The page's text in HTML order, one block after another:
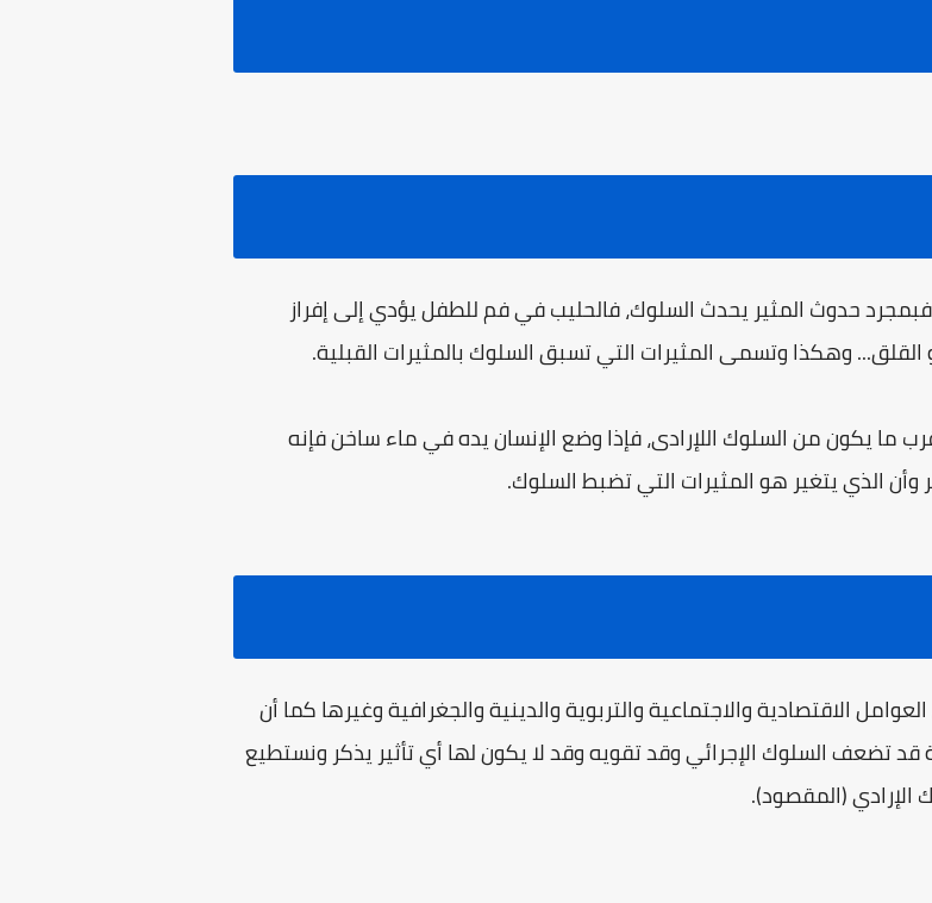
حدوث المثير يحدث السلوك، فالحليب في فم للطفل يؤدي إلى إفراز
وهكذا وتسمى المثيرات التي تسبق السلوك بالمثيرات القبلية.
ما يكون من السلوك اللإرادى، فإذا وضع الإنسان يده في ماء ساخن فإنه
وأن الذي يتغير هو المثيرات التي تضبط السلوك.
الاقتصادية والاجتماعية والتربوية والدينية والجغرافية وغيرها كما أن
قد تضعف السلوك الإجرائي وقد تقويه وقد لا يكون لها أي تأثير يذكر ونستطيع
الإرادي (المقصود).